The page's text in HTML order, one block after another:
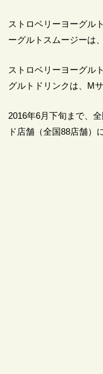
ストロベリーヨーグル
ーグルトスムージーは
ストロベリーヨーグル
グルトドリンクは、M
2016年6月下旬まで、
ド店舗（全国88店舗）